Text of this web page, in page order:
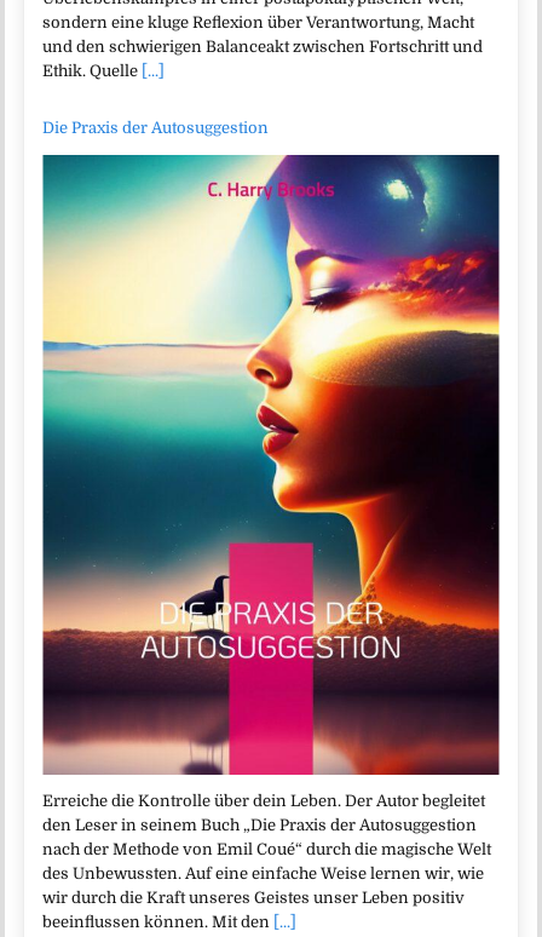
sondern eine kluge Reflexion über Verantwortung, Macht
und den schwierigen Balanceakt zwischen Fortschritt und
Ethik. Quelle [...]
Die Praxis der Autosuggestion
Erreiche die Kontrolle über dein Leben. Der Autor begleitet
den Leser in seinem Buch „Die Praxis der Autosuggestion
nach der Methode von Emil Coué“ durch die magische Welt
des Unbewussten. Auf eine einfache Weise lernen wir, wie
wir durch die Kraft unseres Geistes unser Leben positiv
beeinflussen können. Mit den [...]